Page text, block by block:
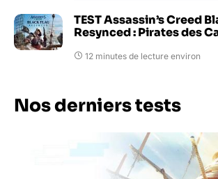
TEST Assassin’s Creed
Resynced : Pirates des
12 minutes de lecture environ
Nos derniers tests